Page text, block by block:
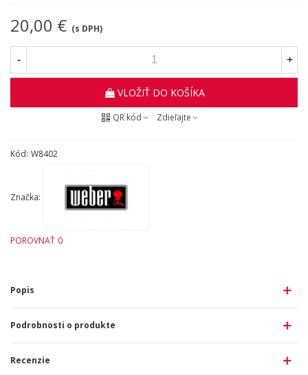
20,00 € (s DPH)
- +
VLOŽIŤ DO KOŠÍKA
QR kód Zdieľajte
Kód: W8402
Značka:
POROVNAŤ 0
Popis
Podrobnosti o produkte
Recenzie